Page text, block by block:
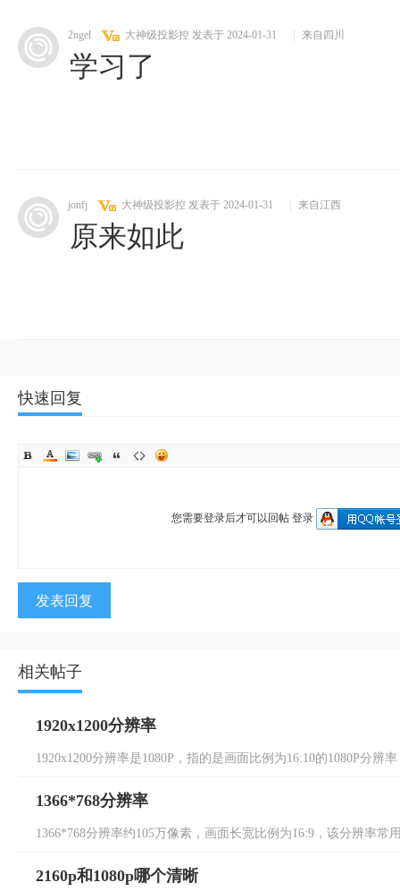
2ngel 大神级投影控 发表于 2024-01-31 来自四川
学习了
jonfj 大神级投影控 发表于 2024-01-31 来自江西
原来如此
快速回复
您需要登录后才可以回帖 登录
发表回复
相关帖子
1920x1200分辨率
1920x1200分辨率是1080P，指的是画面比例为16:10的1080P分辨
1366*768分辨率
1366*768分辨率约105万像素，画面长宽比例为16:9，该分辨率常
2160p和1080p哪个清晰